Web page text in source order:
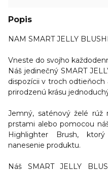
Popis
NAM SMART JELLY
Vneste do svojho
Náš jedinečný SMART
dispozícii v troch
prirodzenú krásu
Jemný, saténový želé
prstami alebo pomocou
Highlighter Brush,
nanesenie produktu.
Náš SMART JELLY